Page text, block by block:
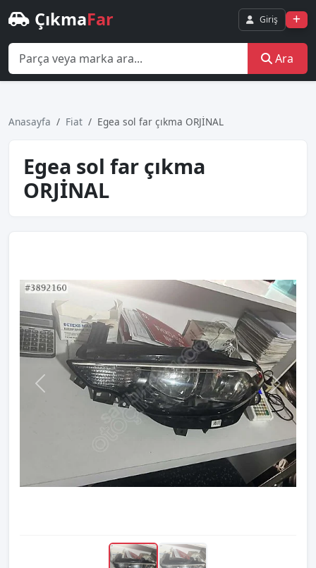
ÇıkmaFar Giriş
Ara
Anasayfa Fiat Egea sol far çıkma ORJİNAL
Egea sol far çıkma
ORJİNAL